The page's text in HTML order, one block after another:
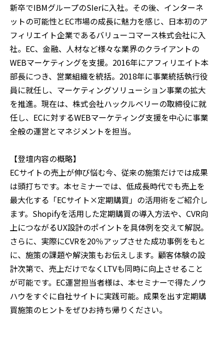
新卒でIBMグループのSIerに入社。その後、インターネ
ットの可能性とEC市場の成長に魅力を感じ、日本初のア
フィリエイト企業であるバリューコマース株式会社に入
社。EC、金融、人材など様々な業界のクライアントの
WEBマーケティングを支援。2016年にアフィリエイト本
部長につき、営業組織を統括。2018年に事業統括執行役
員に就任し、マーケティングソリューション事業の拡大
を推進。現在は、株式会社ハックルベリーの取締役に就
任し、ECに対するWEBマーケティング支援を中心に事業
全般の運営とマネジメントを担当。
【登壇内容の概略】
ECサイトの売上が伸び悩む今、従来の施策だけでは成果
は頭打ちです。本セミナーでは、低成長時代でも売上を
最大化する「ECサイト×定期購買」の活用術をご紹介し
ます。Shopifyを活用した定期購買の導入方法や、CVR向
上につながるUX設計のポイントを具体例を交えて解説。
さらに、実際にCVRを20％アップさせた成功事例をもと
に、施策の課題や解決策もお伝えします。顧客体験の設
計次第で、売上だけでなくLTVも同時に向上させること
が可能です。EC運営担当者様は、本セミナーで得たノウ
ハウをすぐに自社サイトに実践可能。成果を出す定期購
買施策のヒントをぜひお持ち帰りください。